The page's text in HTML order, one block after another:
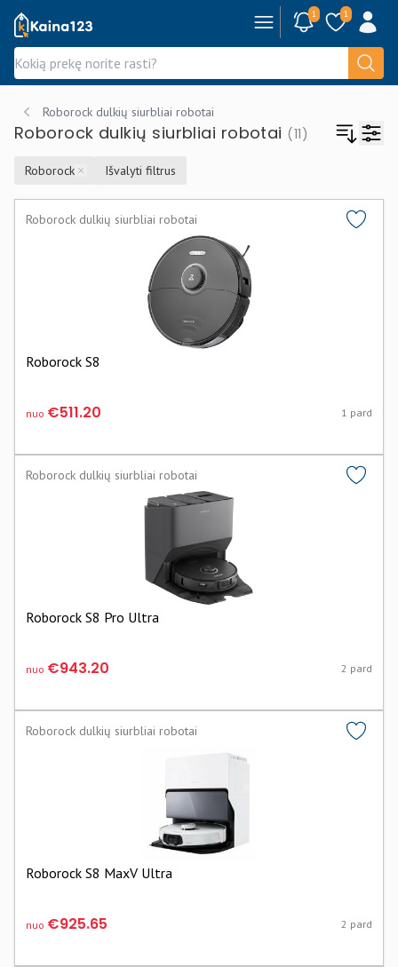
Kaina123.lt 1 1
Roborock dulkių siurbliai robotai
Roborock dulkių siurbliai robotai (11)
Roborock RemoveIšvalyti filtrus
Roborock dulkių siurbliai robotai
Roborock S8
nuo €511.20 1 pard
Roborock dulkių siurbliai robotai
Roborock S8 Pro Ultra
nuo €943.20 2 pard
Roborock dulkių siurbliai robotai
Roborock S8 MaxV Ultra
nuo €925.65 2 pard